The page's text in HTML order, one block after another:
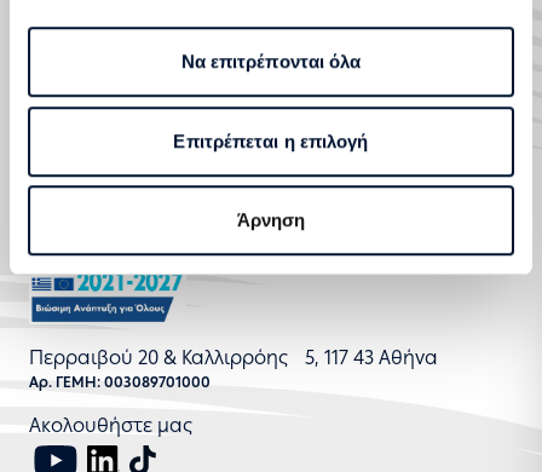
Να επιτρέπονται όλα
Επιτρέπεται η επιλογή
Άρνηση
800 400 4000
Περραιβού 20 & Καλλιρρόης 5, 117 43 Αθήνα
Αρ. ΓΕΜΗ: 003089701000
Ακολουθήστε μας